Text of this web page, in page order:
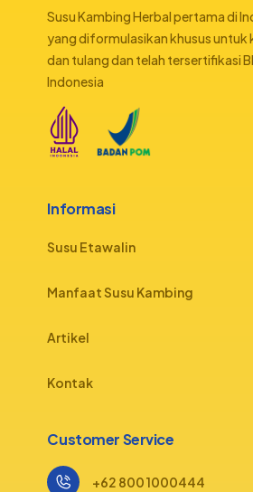
Susu Kambing Herbal pertama di
yang diformulasikan khusus untuk
dan tulang dan telah tersertifikasi
Indonesia
Informasi
Susu Etawalin
Manfaat Susu Kambing
Artikel
Kontak
Customer Service
+62 800 1000444